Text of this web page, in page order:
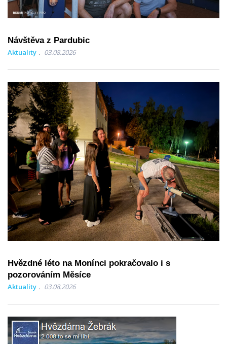
Návštěva z Pardubic
Aktuality 03.08.2026
Hvězdné léto na Monínci pokračovalo i s
pozorováním Měsíce
Aktuality 03.08.2026